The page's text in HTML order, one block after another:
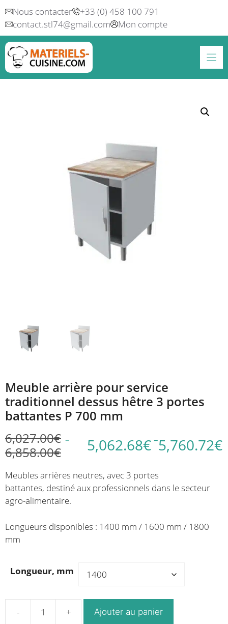
Aller
au
contenu
Nous contacter
+33 (0) 458 100 791
contact.stl74@gmail.com
Mon compte
Meuble arrière pour service
traditionnel dessus hêtre 3 portes
battantes P 700 mm
6,027.00€ –
6,858.00€Plage
prix :
6,027.00€
à
5,062.68€ –5,760.72€
Plage
prix :
5,062.68€
à
Meubles arrières neutres, avec 3 portes
battantes, destiné aux professionnels dans le secteur
agro-alimentaire.
Longueurs disponibles : 1400 mm / 1600 mm / 1800
mm
Longueur, mm
quantité
Ajouter au panier